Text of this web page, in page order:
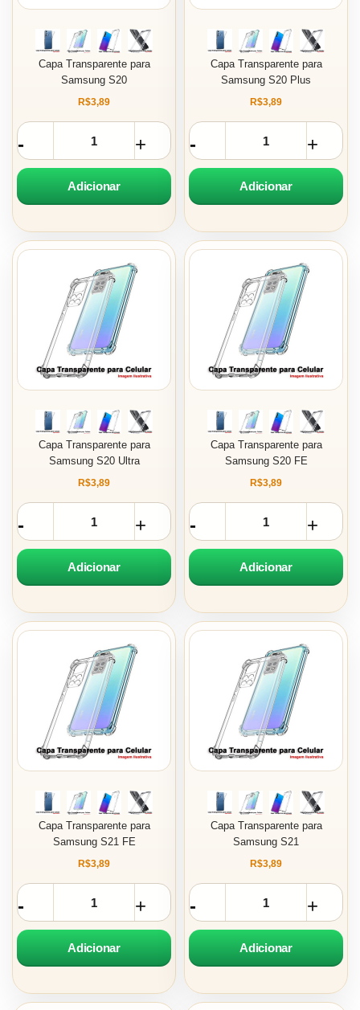
Capa Transparente para
Samsung S20
R$3,89
Adicionar
Capa Transparente para
Samsung S20 Plus
R$3,89
Adicionar
Capa Transparente para
Samsung S20 Ultra
R$3,89
Adicionar
Capa Transparente para
Samsung S20 FE
R$3,89
Adicionar
Capa Transparente para
Samsung S21 FE
R$3,89
Adicionar
Capa Transparente para
Samsung S21
R$3,89
Adicionar